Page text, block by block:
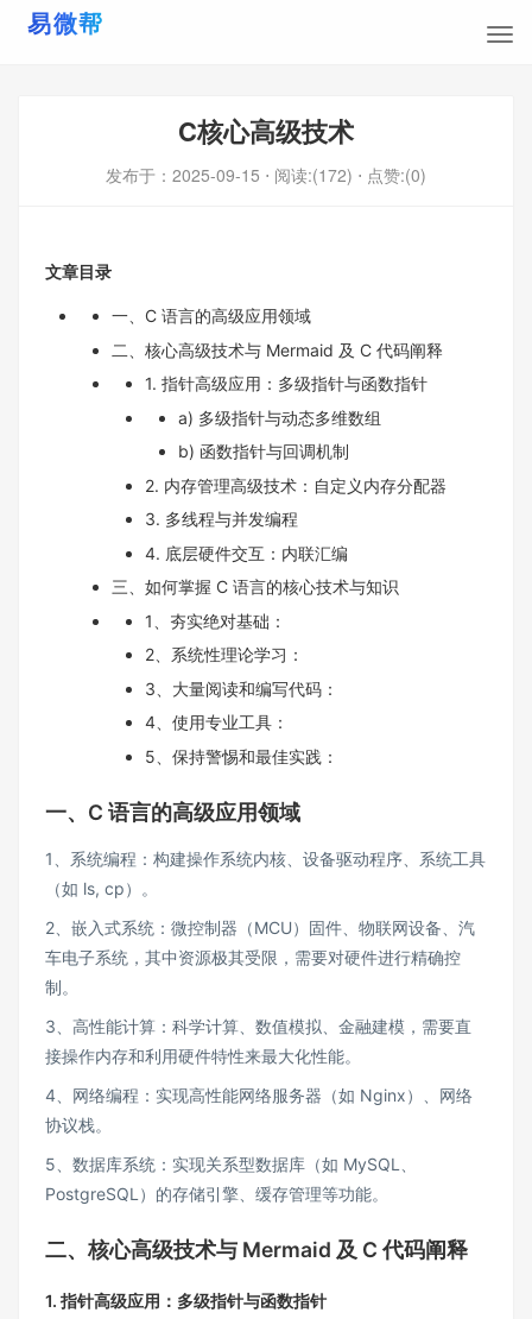
C核心高级技术
发布于： 2025-09-15 ⋅ 阅读:(172) ⋅ 点赞:(0)
文章目录
一、C 语言的高级应用领域
二、核心高级技术与 Mermaid 及 C 代码阐释
1. 指针高级应用：多级指针与函数指针
a) 多级指针与动态多维数组
b) 函数指针与回调机制
2. 内存管理高级技术：自定义内存分配器
3. 多线程与并发编程
4. 底层硬件交互：内联汇编
三、如何掌握 C 语言的核心技术与知识
1、夯实绝对基础：
2、系统性理论学习：
3、大量阅读和编写代码：
4、使用专业工具：
5、保持警惕和最佳实践：
一、C 语言的高级应用领域
1、系统编程：构建操作系统内核、设备驱动程序、系统工具
（如 ls, cp）。
2、嵌入式系统：微控制器（MCU）固件、物联网设备、汽
车电子系统，其中资源极其受限，需要对硬件进行精确控
制。
3、高性能计算：科学计算、数值模拟、金融建模，需要直
接操作内存和利用硬件特性来最大化性能。
4、网络编程：实现高性能网络服务器（如 Nginx）、网络
协议栈。
5、数据库系统：实现关系型数据库（如 MySQL、
PostgreSQL）的存储引擎、缓存管理等功能。
二、核心高级技术与 Mermaid 及 C 代码阐释
1. 指针高级应用：多级指针与函数指针